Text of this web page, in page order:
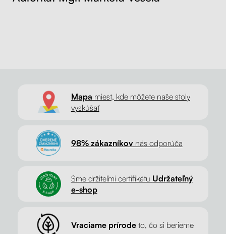
Mapa miest, kde môžete naše stoly
vyskúšať
98% zákazníkovnás odporúča
Sme držiteľmi certifikátu Udržateľný
e-shop
Vraciame prírodeto, čo si berieme